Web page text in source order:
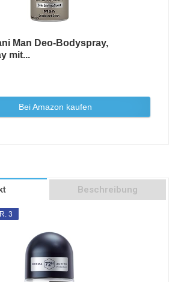
Man Deo-Bodyspray,
mit...
Bei Amazon kaufen
Beschreibung
3